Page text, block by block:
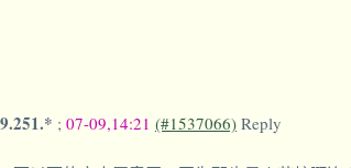
; 07-09,14:21 (#1537066) Reply